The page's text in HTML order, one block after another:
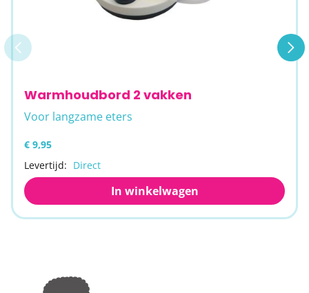
Warmhoudbord 2 vakken
Voor langzame eters
€ 9,95
Levertijd: Direct
In winkelwagen